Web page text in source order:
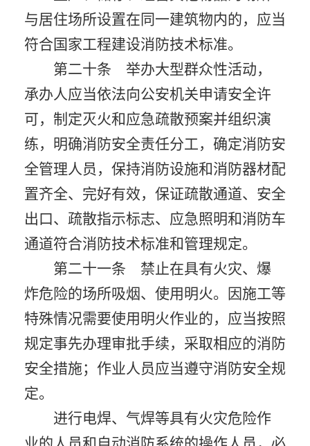
与居住场所设置在同一建筑物内的，应当
符合国家工程建设消防技术标准。
第二十条 举办大型群众性活动，
承办人应当依法向公安机关申请安全许
可，制定灭火和应急疏散预案并组织演
练，明确消防安全责任分工，确定消防安
全管理人员，保持消防设施和消防器材配
置齐全、完好有效，保证疏散通道、安全
出口、疏散指示标志、应急照明和消防车
通道符合消防技术标准和管理规定。
第二十一条 禁止在具有火灾、爆
炸危险的场所吸烟、使用明火。因施工等
特殊情况需要使用明火作业的，应当按照
规定事先办理审批手续，采取相应的消防
安全措施；作业人员应当遵守消防安全规
定。
进行电焊、气焊等具有火灾危险作